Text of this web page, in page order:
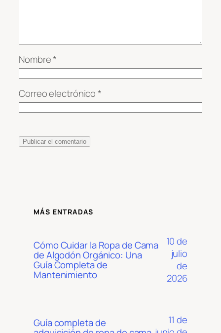
Nombre*
Correo electrónico*
MÁS ENTRADAS
Cómo Cuidar la Ropa de Cama
de Algodón Orgánico: Una
Guía Completa de
Mantenimiento
10 de
julio
de
2026
Guía completa de
11 de